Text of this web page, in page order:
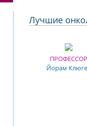
Лучшие
ПРОФЕССОР
Йорам